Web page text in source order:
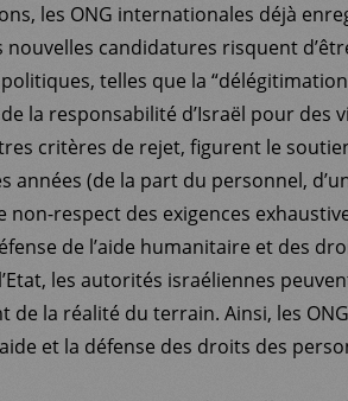
les ONG internationales déjà
candidatures risquent
telles que la “délégitimation
la responsabilité d’Israël pour des
critères de rejet, figurent le
années (de la part du personnel,
non-respect des exigences
de l’aide humanitaire et des
les autorités israéliennes
de la réalité du terrain. Ainsi, les
et la défense des droits des